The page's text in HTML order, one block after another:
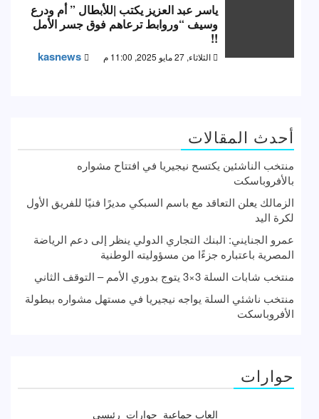
ياسر عبد العزيز يكتب |للأبطال ” أم ودرع
وسيف “وروابط ترعاهم فوق جسر الأمل
!!
الثلاثاء, 27 مايو 2025, 11:00 م kasnews
أحدث المقالات
منتخب الناشئين يكتسح نيجيريا في افتتاح مشواره
بالأفروباسكت
الزمالك يعلن التعاقد مع باسم السبكي مديرًا فنيًا للفريق الأول
لكرة اليد
عمرو الجنايني: البنك التجاري الدولي ينظر إلى دعم الرياضة
المصرية باعتباره جزءًا من مسؤوليته الوطنية
منتخب شابات السلة 3×3 يتوج بدوري الأمم – التوقف الثاني
منتخب ناشئي السلة يواجه نيجيريا في مستهل مشواره ببطولة
الأفروباسكت
حوارات
العاب جماعية حوارات رئيسى